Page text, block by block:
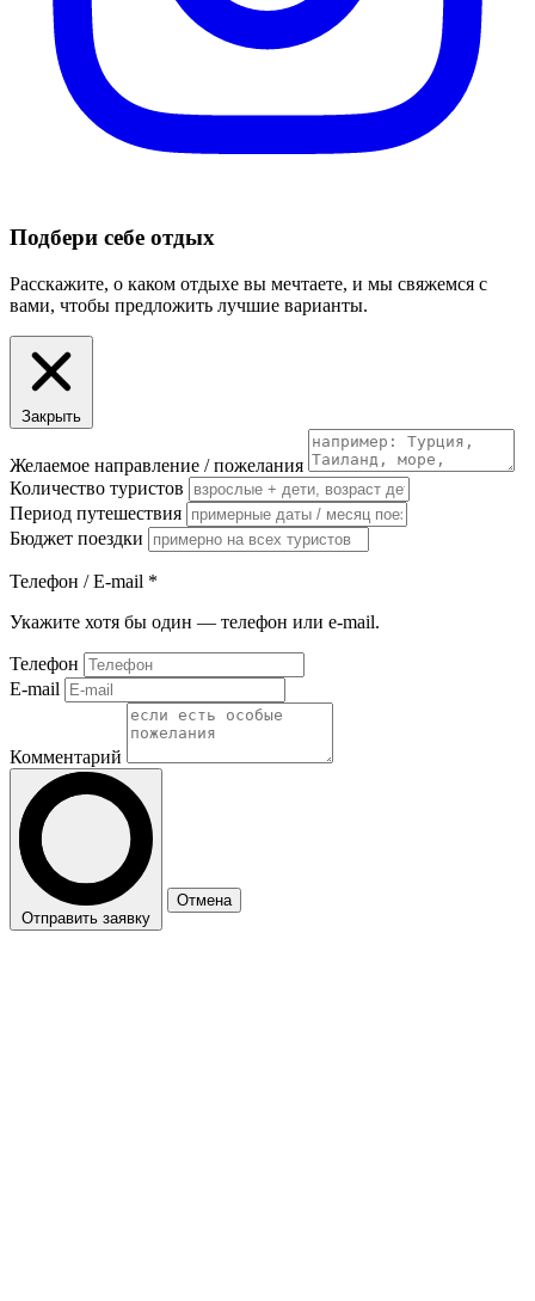
Подбери себе отдых
Расскажите, о каком отдыхе вы мечтаете, и мы свяжемся с
вами, чтобы предложить лучшие варианты.
Закрыть
Желаемое направление / пожелания
Количество туристов
Период путешествия
Бюджет поездки
Телефон / E-mail *
Укажите хотя бы один — телефон или e-mail.
Телефон
E-mail
Комментарий
Отправить заявку
Отмена